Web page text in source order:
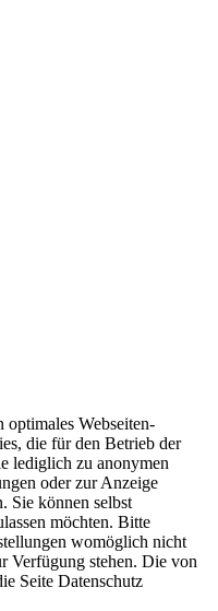
Webseiten-
die für den Betrieb der
lediglich zu anonymen
oder zur Anzeige
Sie können selbst
möchten. Bitte
womöglich nicht
Verfügung stehen. Die von
Seite Datenschutz